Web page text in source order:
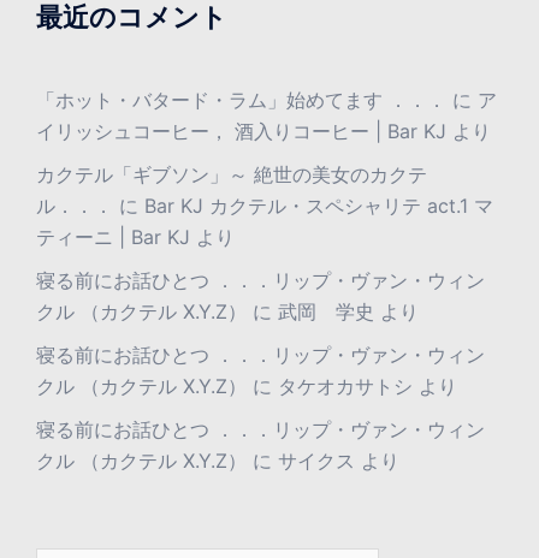
最近のコメント
「ホット・バタード・ラム」始めてます ．．． に ア
イリッシュコーヒー， 酒入りコーヒー | Bar KJ より
カクテル「ギブソン」～ 絶世の美女のカクテ
ル．．．
に Bar KJ カクテル・スペシャリテ act.1 マ
ティーニ | Bar KJ より
寝る前にお話ひとつ ．．．リップ・ヴァン・ウィン
クル （カクテル X.Y.Z）
に 武岡 学史 より
寝る前にお話ひとつ ．．．リップ・ヴァン・ウィン
クル （カクテル X.Y.Z）
に タケオカサトシ より
寝る前にお話ひとつ ．．．リップ・ヴァン・ウィン
クル （カクテル X.Y.Z）
に サイクス より